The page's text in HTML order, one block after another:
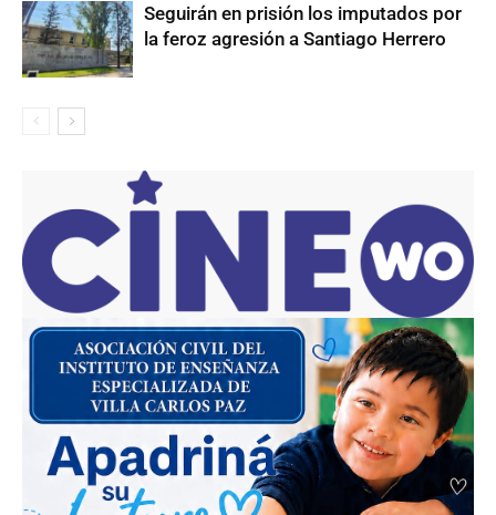
Seguirán en prisión los imputados por
la feroz agresión a Santiago Herrero